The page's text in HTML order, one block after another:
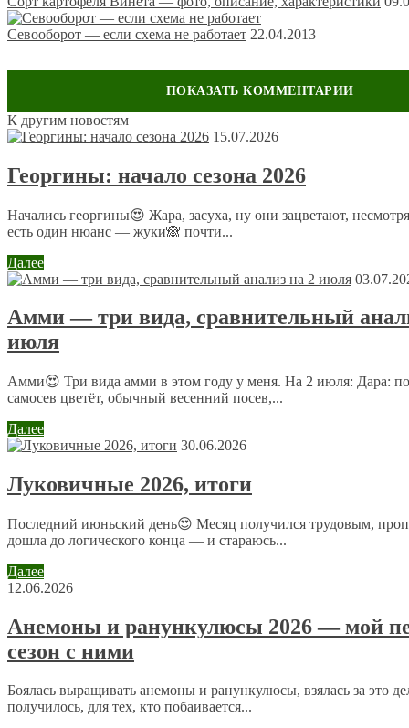
Севооборот — если схема не работает 22.04.2013
Оставить комментарий
Ваш адрес email не будет опубликован.
Обязательные поля
Имя*
Сайт
данных.Политика конфиденциальности
К другим новостям
15.07.2026
Георгины: начало сезона 2026
Начались георгины😍 Жара, засуха, ну они зацветают,
есть один нюанс — жуки🙈 почти...
Далее
Амми — три вида, сравнительный
июля
Амми😍 Три вида амми в этом году у меня. На 2 июля: Дара:
самосев цветёт, обычный весенний посев,...
Далее
30.06.2026
Луковичные 2026, итоги
Последний июньский день😍 Месяц получился трудовым,
дошла до логического конца — и стараюсь...
Далее
12.06.2026
Анемоны и ранункулюсы 2026 — мой
сезон с ними
Боялась выращивать анемоны и ранункулюсы, взялась за это
получилось, для тех, кто побаивается...